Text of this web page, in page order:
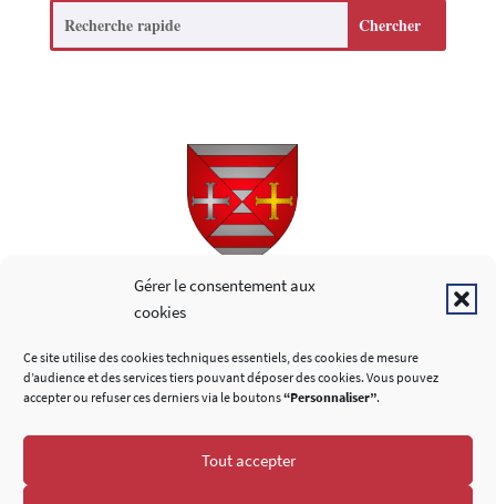
Gérer le consentement aux
cookies
Ce site utilise des cookies techniques essentiels, des cookies de mesure
d’audience et des services tiers pouvant déposer des cookies. Vous pouvez
accepter ou refuser ces derniers via le boutons“Personnaliser”.
Tout accepter
Search
Copyright © 2026
SUIVEZ-NOUS